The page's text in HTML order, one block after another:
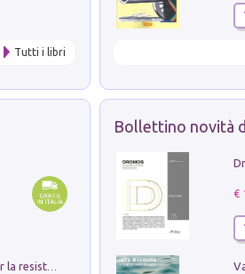
Tutti i libri
Memorial Santa Giulia. Sculture per la resistenza Monchio di Palagano
Bollettino novità
€